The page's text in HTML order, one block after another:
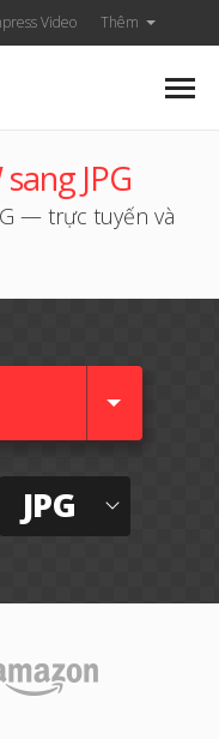
Video Thêm
JPG
— trực tuyến và
JPG